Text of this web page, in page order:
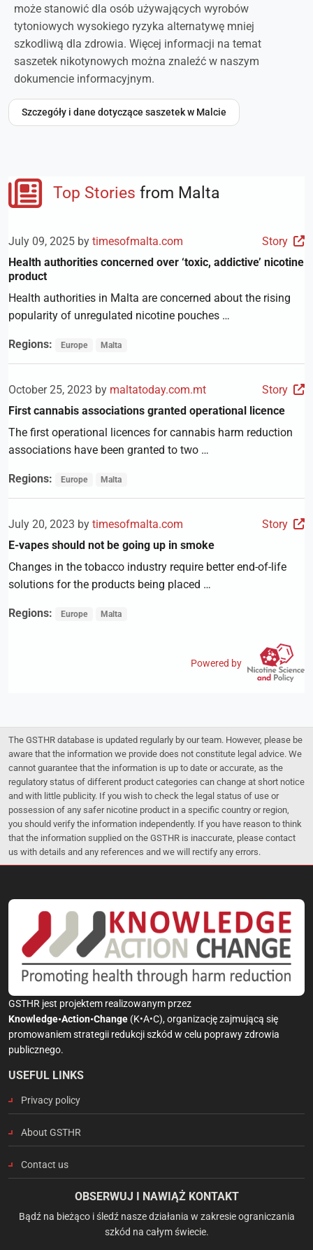
może stanowić dla osób używających wyrobów
tytoniowych wysokiego ryzyka alternatywę mniej
szkodliwą dla zdrowia. Więcej informacji na temat
saszetek nikotynowych można znaleźć w naszym
dokumencie informacyjnym.
Szczegóły i dane dotyczące saszetek w Malcie
Top Stories from Malta
July 09, 2025 by timesofmalta.com
Story
Health authorities concerned over ‘toxic, addictive’ nicotine
product
Health authorities in Malta are concerned about the rising
popularity of unregulated nicotine pouches …
Regions: Europe Malta
October 25, 2023 by maltatoday.com.mt
Story
First cannabis associations granted operational licence
The first operational licences for cannabis harm reduction
associations have been granted to two …
Regions: Europe Malta
July 20, 2023 by timesofmalta.com
Story
E-vapes should not be going up in smoke
Changes in the tobacco industry require better end-of-life
solutions for the products being placed …
Regions: Europe Malta
Powered by
The GSTHR database is updated regularly by our team. However, please be
aware that the information we provide does not constitute legal advice. We
cannot guarantee that the information is up to date or accurate, as the
regulatory status of different product categories can change at short notice
and with little publicity. If you wish to check the legal status of use or
possession of any safer nicotine product in a specific country or region,
you should verify the information independently. If you have reason to think
that the information supplied on the GSTHR is inaccurate, please contact
us with details and any references and we will rectify any errors.
GSTHR jest projektem realizowanym przez
Knowledge•Action•Change (K•A•C), organizację zajmującą się
promowaniem strategii redukcji szkód w celu poprawy zdrowia
publicznego.
USEFUL LINKS
Privacy policy
About GSTHR
Contact us
OBSERWUJ I NAWIĄŻ KONTAKT
Bądź na bieżąco i śledź nasze działania w zakresie ograniczania
szkód na całym świecie.